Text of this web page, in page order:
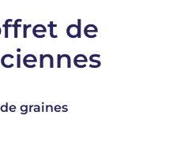
de
graines